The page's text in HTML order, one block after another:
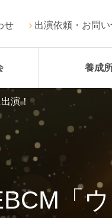
せ 出演依頼・お問
養成
「
演！